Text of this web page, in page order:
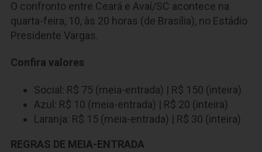
O confronto entre Ceará e Avaí/SC acontece na
quarta-feira, 10, às 20 horas (de Brasília), no Estádio
Presidente Vargas.
Confira valores
Social: R$ 75 (meia-entrada) | R$ 150 (inteira)
Azul: R$ 10 (meia-entrada) | R$ 20 (inteira)
Laranja: R$ 15 (meia-entrada) | R$ 30 (inteira)
REGRAS DE MEIA-ENTRADA